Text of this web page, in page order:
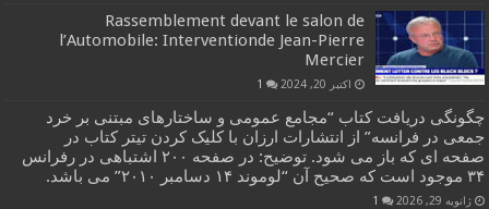
Rassemblement devant le salon de
l’Automobile: Interventionde Jean-Pierre
Mercier
اکتبر 20, 2024 1
چگونگی دریافت کتاب “مجامع عمومی و ساختارهای مبتنی بر خرد
جمعی در فرانسه” از انتشارات ارزان با کلیک کردن تیتر کتاب در
صفحه ای که باز می شود. توضیح: در صفحه ۲۰۰ اشتباهی در رفرانس
۳۴ موجود است که صحیح آن “لوموند ۱۴ دسامبر ۲۰۱۰” می باشد.
ژانویه 29, 2026 1